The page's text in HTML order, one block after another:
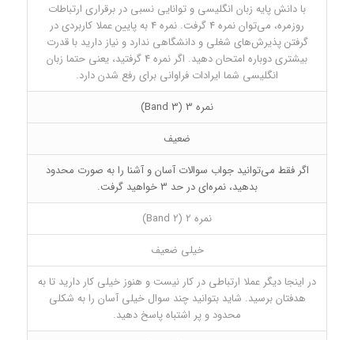
با دانش پایه زبان انگلیسی و توانایی نسبی در برقراری ارتباطات
روزمره، می‌توان نمره 4 گرفت. نمره 4 به پایین عملا کاربردی در
گرفتن پذیرش‌های شغلی و دانشگاهی ندارد و نیاز دارید با قدرت
بیشتری دوباره امتحان دهید. اگر نمره 4 گرفتید، یعنی حتما زبان
انگلیسی شما ایرادات فراوانی برای رفع شدن دارد.
نمره 3 (Band 3)
ضعیف
اگر فقط می‌توانید جواب سوالات آسان و آشنا را به صورت محدود
بدهید، نمره‌ای در حد 3 خواهید گرفت.
نمره 2 (Band 2)
خیلی ضعیف
در اینجا دیگر عملا ارتباطی در کار نیست و هنوز خیلی کار دارید تا به
هدفتان برسید. شاید بتوانید چند سوال خیلی آسان را به شکلی
محدود و پر اشتباه پاسخ دهید.